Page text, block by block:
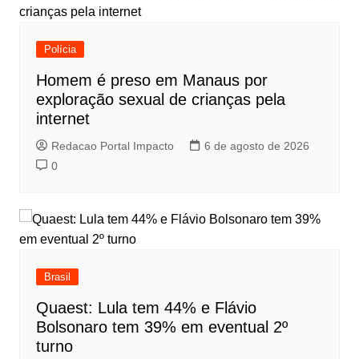
Polícia
Homem é preso em Manaus por
exploração sexual de crianças pela
internet
Redacao Portal Impacto
6 de agosto de 2026
0
Brasil
Quaest: Lula tem 44% e Flávio
Bolsonaro tem 39% em eventual 2º
turno